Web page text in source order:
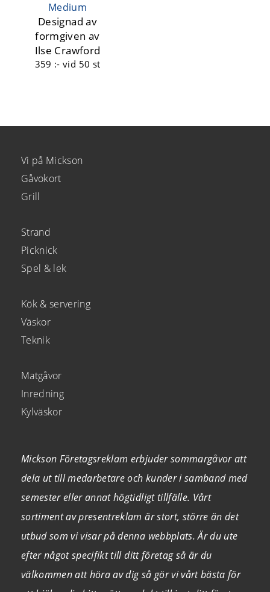
Medium
Designad av
formgiven av
Ilse Crawford
359 :-vid 50 st
Vi på Mickson
Gåvokort
Grill
Strand
Picknick
Spel & lek
Kök & servering
Väskor
Teknik
Matgåvor
Inredning
Kylväskor
Mickson Företagsreklam erbjuder sommargåvor att
dela ut till medarbetare och kunder i samband med
semester eller annat högtidligt tillfälle. Vårt
sortiment av presentreklam är stort, större än det
utbud som vi visar på denna webbplats. Är du ute
efter något specifikt till ditt företag så är du
välkommen att höra av dig så gör vi vårt bästa för